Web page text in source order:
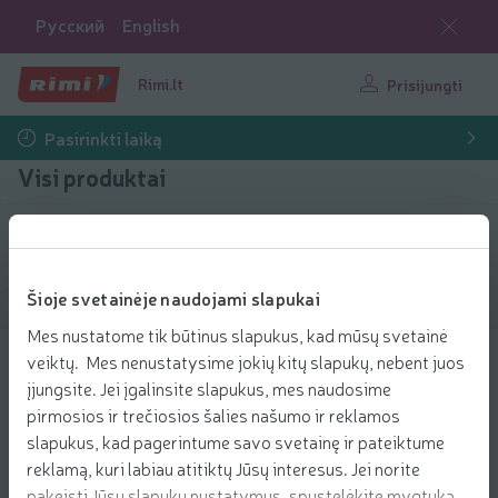
Šioje svetainėje naudojami slapukai
Mes nustatome tik būtinus slapukus, kad mūsų svetainė
veiktų. Mes nenustatysime jokių kitų slapukų, nebent juos
įjungsite. Jei įgalinsite slapukus, mes naudosime
pirmosios ir trečiosios šalies našumo ir reklamos
slapukus, kad pagerintume savo svetainę ir pateiktume
reklamą, kuri labiau atitiktų Jūsų interesus. Jei norite
Русский English
Rimi.lt Prisijungti
Pasirinkti laiką
Visi produktai
Filtruoti produktus
Rodyti produktus
Pūkų surinkimo volelis COZY HOME,
5m
0.99 € už vnt.
099
€/vnt.Kaina už vienetą: 0,99 €/vnt.
0,99 €/vnt.
Įdėti į krepšelį